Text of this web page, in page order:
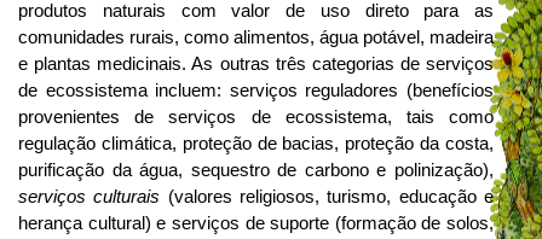
produtos naturais com valor de uso direto para as
comunidades rurais, como alimentos, água potável, madeira
e plantas medicinais. As outras três categorias de serviços
de ecossistema incluem: serviços reguladores (benefícios
provenientes de serviços de ecossistema, tais como
regulação climática, proteção de bacias, proteção da costa,
purificação da água, sequestro de carbono e polinização),
serviços culturais (valores religiosos, turismo, educação e
herança cultural) e serviços de suporte (formação de solos,